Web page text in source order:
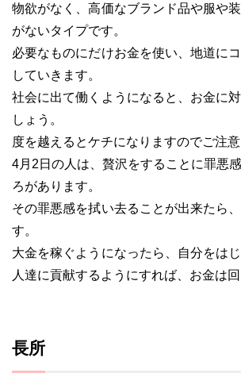
物欲がなく、高価なブランド品や服や
がないタイプです。
必要なものにだけお金を使い、地道に
していきます。
社会に出て働くようになると、お金に
しょう。
度を越えるとケチになりますのでご注意
4月2日の人は、贅沢をすることに罪悪
ろがあります。
その罪悪感を拭い去ることが出来たら
す。
大金を稼ぐようになったら、自分をは
人達に貢献するようにすれば、お金は回
長所